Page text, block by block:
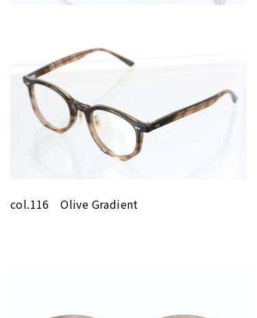
col.116 Olive Gradient